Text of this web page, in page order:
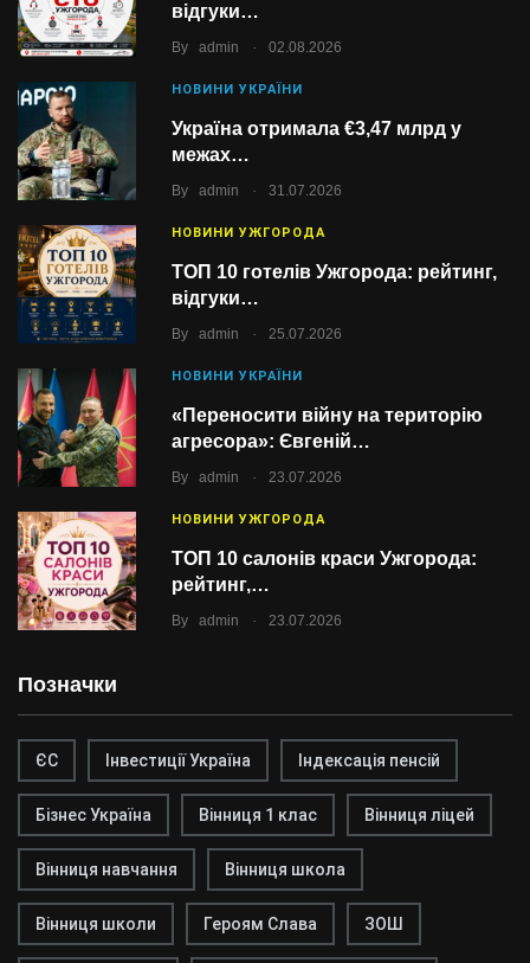
відгуки…
By admin . 02.08.2026
НОВИНИ УКРАЇНИ
Україна отримала €3,47 млрд у
межах…
By admin . 31.07.2026
НОВИНИ УЖГОРОДА
ТОП 10 готелів Ужгорода: рейтинг,
відгуки…
By admin . 25.07.2026
НОВИНИ УКРАЇНИ
«Переносити війну на територію
агресора»: Євгеній…
By admin . 23.07.2026
НОВИНИ УЖГОРОДА
ТОП 10 салонів краси Ужгорода:
рейтинг,…
By admin . 23.07.2026
Позначки
ЄС Інвестиції Україна Індексація пенсій
Бізнес Україна Вінниця 1 клас Вінниця ліцей
Вінниця навчання Вінниця школа
Вінниця школи Героям Слава ЗОШ